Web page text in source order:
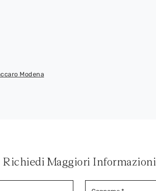
Modena
Richiedi Maggiori Informazioni